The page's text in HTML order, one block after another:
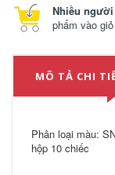
Nhiều người
phẩm vào
MÔ TẢ CHI
Phân loại màu:
hộp 10 chiếc